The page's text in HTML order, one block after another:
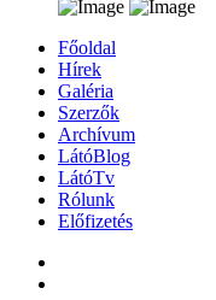
Főoldal
Hírek
Galéria
Szerzők
Archívum
LátóBlog
LátóTv
Rólunk
Előfizetés